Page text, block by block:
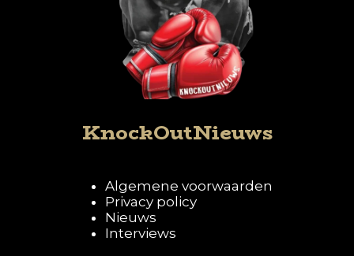
KnockOutNieuws
Algemene voorwaarden
Privacy policy
Nieuws
Interviews